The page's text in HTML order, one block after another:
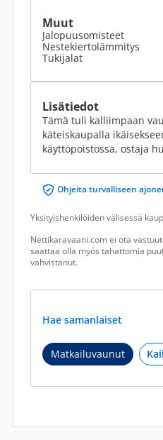
Muut
Jalopuusomisteet
Nestekiertolämmitys
Tukijalat
Lisätiedot
Tämä tuli kalliimpaan
käteiskaupalla
käyttöpoistossa, ostaja
Ohjeita turvalliseen
Yksityishenkilöiden välisessä
Nettikaravaani.com ei ota
saattaa olla myös tahattomia
vahvistanut.
Hae samanlaiset
Matkailuvaunut